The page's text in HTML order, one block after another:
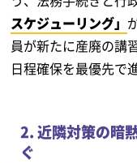
スケジューリング」
員が新たに産廃の講
日程確保を最優先で
2. 近隣対策の暗
ぐ